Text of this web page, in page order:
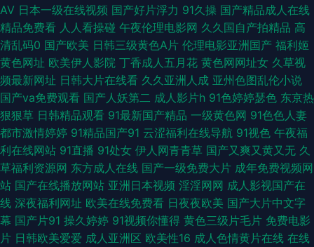
线 91福利导 韩国AV电影网址 天天操精品 国产51自拍 久久婷婷91 日本a在线
播放 亚洲黄色AU 91系列在线观看 成人精品免费网 熟女露脸自拍 97大香蕉
热播 九九国产精品 五月天深爱网 91精品自 超碰资源总站 精品国产久 人人爱
爱人人 狼友福利在线观看 91殴美 蜜桃久久av一区 黄色网址视频播放 婷婷五
月天色网 蜜芽91中出 岛国肏逼在线 另类第一页 日韩一a 大香蕉狼天天 aaa
青青草网 日韩欲欲网 东京热最新网址 欧亚另类综合 超碰久久综合 日本一级
免费影片 91九色蝌蚪视频 自慰91 超碰大秀美女 人妻三级网址 草莓视频18在
AV 日本一级在线视频 国产好片浮力 91久操 国产精品成人在线
精品免费看 人人看操碰 午夜伦理电影网 久久国自产拍精品 高
清乱码0 国产欧美 日韩三级黄色A片 伦理电影亚洲国产 福利姬
黄色网址 欧美伊人影院 丁香成人五月花 黄色网网址女 久草视
频最新网址 日韩大片在线看 久久亚洲人成 亚州色图乱伦小说
国产va免费观看 国产人妖第二 成人影片h 91色婷婷瑟色 东京热
狠狠草 日韩精品观看 91最新国产精品 一级黄色网 91色色人妻
都市激情婷婷 91精品国产91 云涩福利在线导航 91视色 午夜福
利在线网站 91直播 91处女 伊人网青青草 国产又爽又黄又无 久
草福利资源网 东方成人在线 国产一级免费大片 成年免费视频网
站 国产在线播放网站 亚洲日本视频 淫淫网网 成人影视国产在
线 深夜福利网址 欧美在线免费看 日夜夜欧美 国产大片中文字
幕 国产片91 操久婷婷 91视频你懂得 黄色三级片毛片 免费电影
片 日韩欧美爱爱 成人亚洲区 欧美性16 成人色情黄片在线 在线